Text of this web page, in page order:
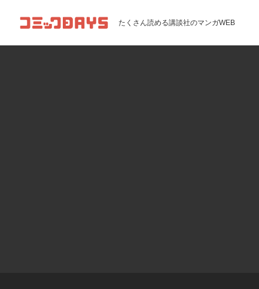
コミックDAYS たくさん読める講談社のマンガWEB